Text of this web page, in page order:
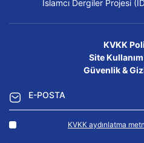
İslamcı Dergiler Projesi
KVKK
Site
Güvenlik &
KVKK aydınlatma